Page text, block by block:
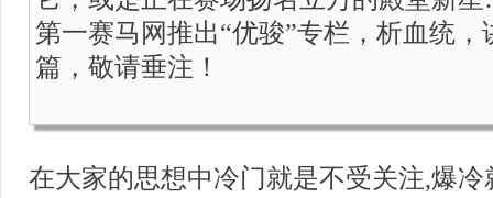
第一赛马网推出“优骏”专栏，析血统
篇，敬请垂注！
在大家的思想中冷门就是不受关注,爆